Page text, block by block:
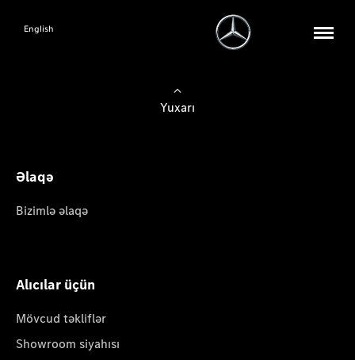
English
Yuxarı
Əlaqə
Bizimlə əlaqə
Alıcılar üçün
Mövcud təkliflər
Showroom siyahısı